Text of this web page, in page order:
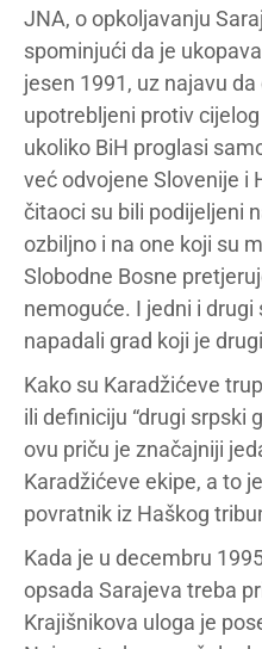
JNA, o opkoljavanju
spominjući da je
jesen 1991, uz najavu
upotrebljeni protiv
ukoliko BiH proglasi
već odvojene Slovenije i
čitaoci su bili podijeljeni
ozbiljno i na one koji su
Slobodne Bosne
nemoguće. I jedni i drugi
napadali grad koji je
Kako su Karadžićeve
ili definiciju “drugi srpski
ovu priču je značajniji
Karadžićeve ekipe, a to
povratnik iz Haškog
Kada je u decembru
opsada Sarajeva treba
Krajišnikova uloga je